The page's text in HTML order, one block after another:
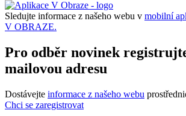
Sledujte informace z našeho webu v mobilní
V OBRAZE.
Pro odběr novinek
mailovou adresu
Dostávejte informace z našeho webu
Chci se zaregistrovat